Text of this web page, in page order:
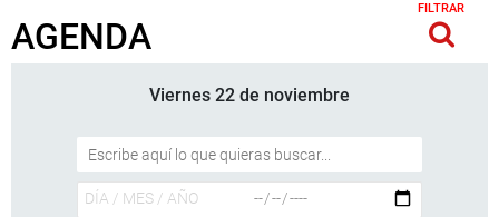
AGENDA
FILTRAR
Viernes 22 de noviembre